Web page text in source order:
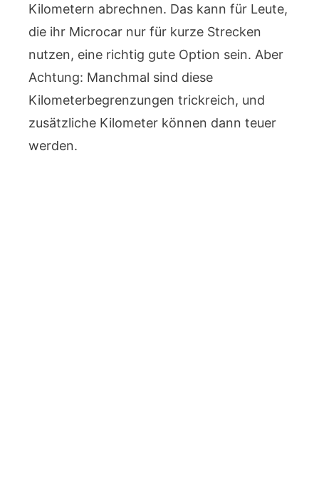
Kilometern abrechnen. Das kann für Leute,
die ihr Microcar nur für kurze Strecken
nutzen, eine richtig gute Option sein. Aber
Achtung: Manchmal sind diese
Kilometerbegrenzungen trickreich, und
zusätzliche Kilometer können dann teuer
werden.